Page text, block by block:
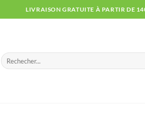
LIVRAISON GRATUITE À PARTIR DE
Recherche
pour :